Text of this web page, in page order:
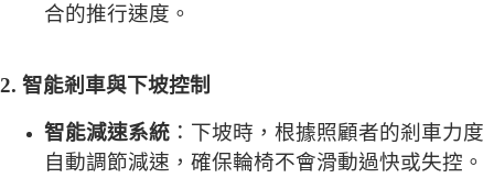
合的推行速度。
2. 智能剎車與下坡控制
智能減速系統 ：下坡時，根據照顧者的剎車力度
自動調節減速，確保輪椅不會滑動過快或失控。